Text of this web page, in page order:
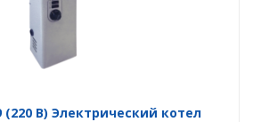
(220 В) Электрический котел